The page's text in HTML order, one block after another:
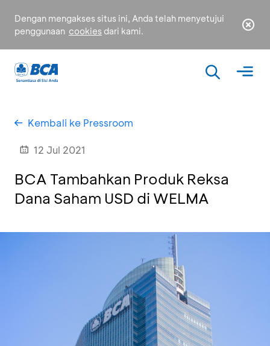
Dengan mengakses situs ini, Anda telah menyetujui
penggunaan cookies dari kami.
Kembali ke Pressroom
12 Jul 2021
BCA Tambahkan Produk Reksa
Dana Saham USD di WELMA